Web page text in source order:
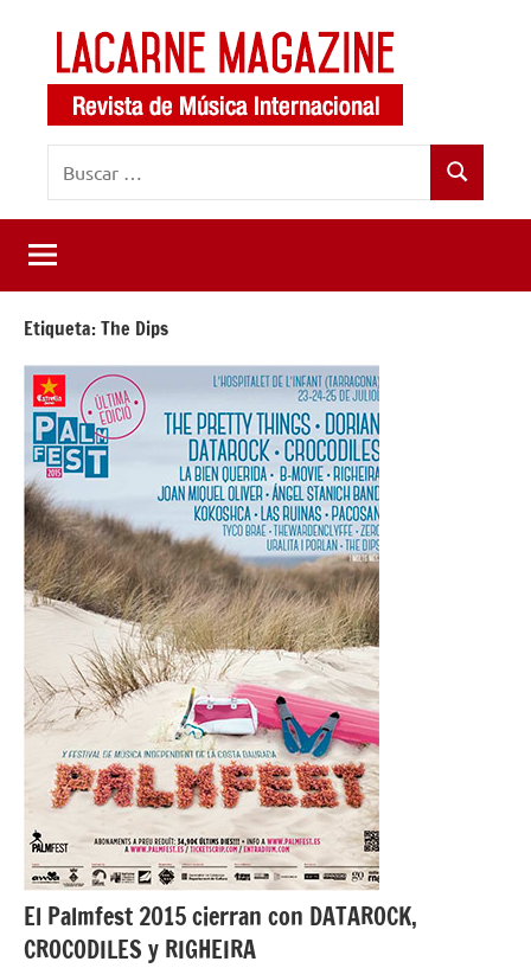
contenido
LaCarne
Magazine
de
música
internacional
Buscar
Etiqueta:The Dips
El Palmfest 2015 cierran con DATAROCK,
CROCODILES y RIGHEIRA